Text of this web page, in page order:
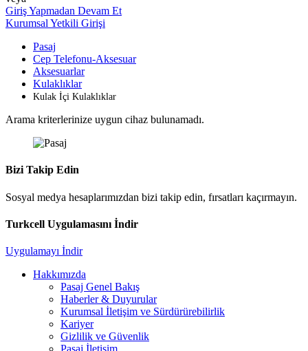
Giriş Yapmadan Devam Et
Kurumsal Yetkili Girişi
Pasaj
Cep Telefonu-Aksesuar
Aksesuarlar
Kulaklıklar
Kulak İçi Kulaklıklar
Arama kriterlerinize uygun cihaz bulunamadı.
Bizi Takip Edin
Sosyal medya hesaplarımızdan bizi takip edin, fırsatları kaçırmayın.
Turkcell Uygulamasını İndir
Uygulamayı İndir
Hakkımızda
Pasaj Genel Bakış
Haberler & Duyurular
Kurumsal İletişim ve Sürdürürebilirlik
Kariyer
Gizlilik ve Güvenlik
Pasaj İletişim